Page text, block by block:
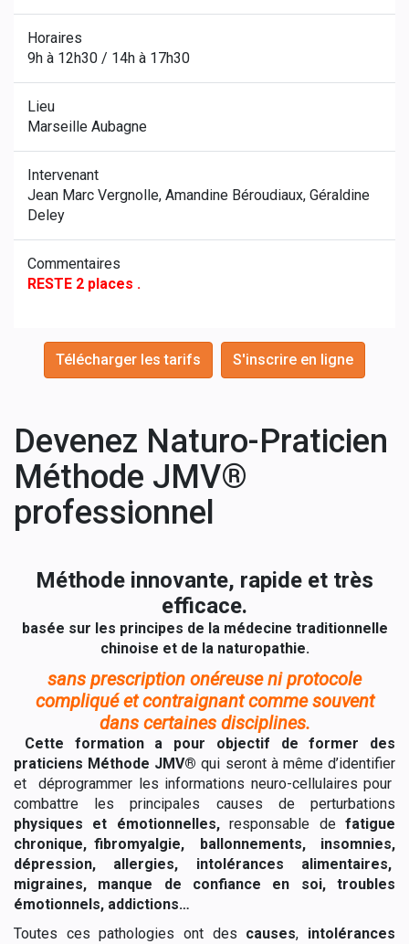
Horaires
9h à 12h30 / 14h à 17h30
Lieu
Marseille Aubagne
Intervenant
Jean Marc Vergnolle, Amandine Béroudiaux, Géraldine
Deley
Commentaires
RESTE 2 places .
Télécharger les tarifs S'inscrire en ligne
Devenez Naturo-Praticien
Méthode JMV®
professionnel
Méthode innovante, rapide et très
efficace.
basée sur les principes de la médecine traditionnelle
chinoise et de la naturopathie.
sans prescription onéreuse ni protocole
compliqué et contraignant comme souvent
dans certaines disciplines.
Cette formation a pour objectif de former des
praticiens Méthode JMV® qui seront à même d’identifier
et déprogrammer les informations neuro-cellulaires pour
combattre les principales causes de perturbations
physiques et émotionnelles,responsable defatigue
chronique, fibromyalgie, ballonnements, insomnies,
dépression, allergies, intolérances alimentaires,
migraines, manque de confiance en soi, troubles
émotionnels, addictions…
Toutes ces pathologies ont des causes, intolérances